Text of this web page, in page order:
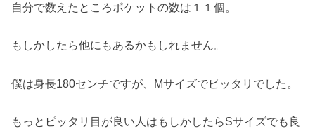
自分で数えたところポケットの数は１１個。
もしかしたら他にもあるかもしれません。
僕は身長180センチですが、Mサイズでピッタリでした。
もっとピッタリ目が良い人はもしかしたらSサイズでも良